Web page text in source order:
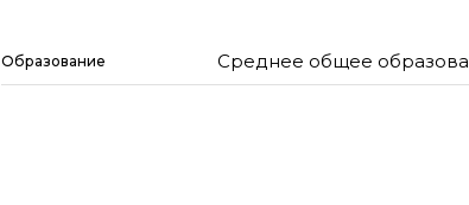
Образование Среднее общее